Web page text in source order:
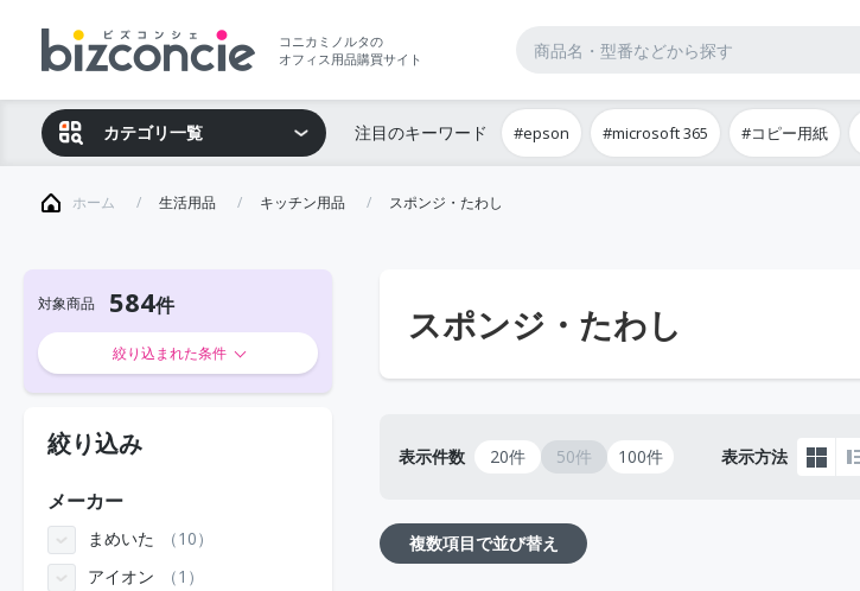
コニカミノルタの
オフィス用品購買サイト
カテゴリ一覧 注目のキーワード #epson #microsoft 365 #コピー用紙
ホーム 生活用品 キッチン用品 スポンジ・たわし
スポンジ・たわし
表示件数 20件 50件 100件 表示方法
複数項目で並び替え
対象商品 584
絞り込まれた条件
絞り込み
メーカー
まめいた
10
アイオン
1